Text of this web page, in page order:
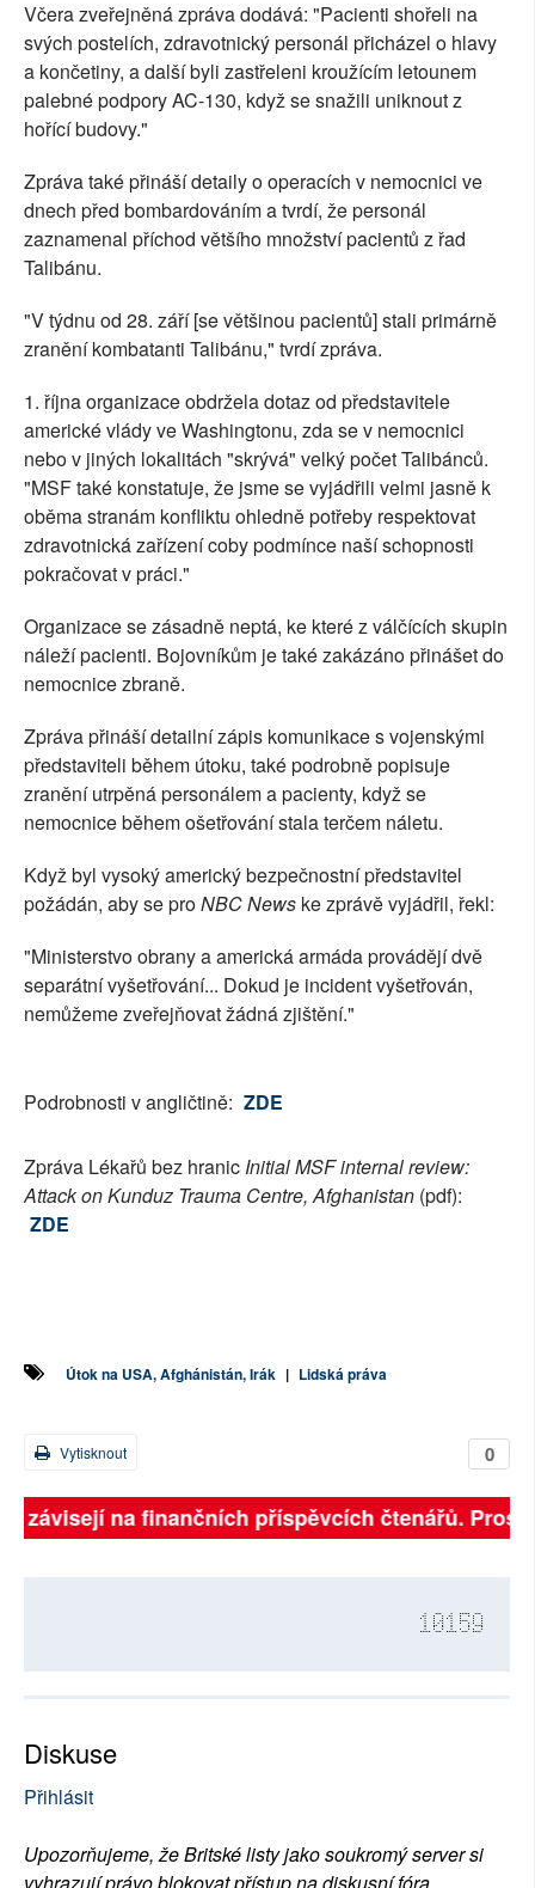
Včera zveřejněná zpráva dodává: "Pacienti shořeli na
svých postelích, zdravotnický personál přicházel o hlavy
a končetiny, a další byli zastřeleni kroužícím letounem
palebné podpory AC-130, když se snažili uniknout z
hořící budovy."
Zpráva také přináší detaily o operacích v nemocnici ve
dnech před bombardováním a tvrdí, že personál
zaznamenal příchod většího množství pacientů z řad
Talibánu.
"V týdnu od 28. září [se většinou pacientů] stali primárně
zranění kombatanti Talibánu," tvrdí zpráva.
1. října organizace obdržela dotaz od představitele
americké vlády ve Washingtonu, zda se v nemocnici
nebo v jiných lokalitách "skrývá" velký počet Talibánců.
"MSF také konstatuje, že jsme se vyjádřili velmi jasně k
oběma stranám konfliktu ohledně potřeby respektovat
zdravotnická zařízení coby podmínce naší schopnosti
pokračovat v práci."
Organizace se zásadně neptá, ke které z válčících skupin
náleží pacienti. Bojovníkům je také zakázáno přinášet do
nemocnice zbraně.
Zpráva přináší detailní zápis komunikace s vojenskými
představiteli během útoku, také podrobně popisuje
zranění utrpěná personálem a pacienty, když se
nemocnice během ošetřování stala terčem náletu.
Když byl vysoký americký bezpečnostní představitel
požádán, aby se proNBC News ke zprávě vyjádřil, řekl:
"Ministerstvo obrany a americká armáda provádějí dvě
separátní vyšetřování... Dokud je incident vyšetřován,
nemůžeme zveřejňovat žádná zjištění."
Podrobnosti v angličtině: ZDE
Zpráva Lékařů bez hranic Initial MSF internal review:
Attack on Kunduz Trauma Centre, Afghanistan (pdf):
ZDE
Útok na USA, Afghánistán, Irák | Lidská práva
0
Vytisknout
závisejí na finančních příspěvcích čtenářů.
10159
Diskuse
Přihlásit
Upozorňujeme, že Britské listy jako soukromý server si